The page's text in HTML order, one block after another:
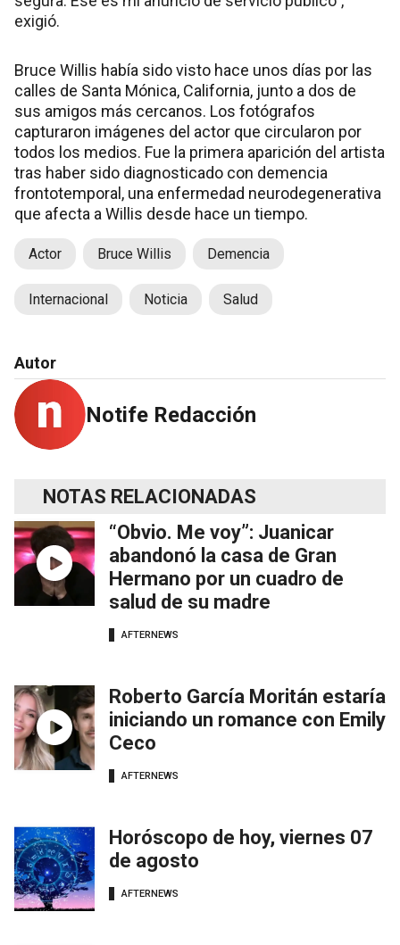
exigió.
Bruce Willis había sido visto hace unos días por las
calles de Santa Mónica, California, junto a dos de
sus amigos más cercanos. Los fotógrafos
capturaron imágenes del actor que circularon por
todos los medios. Fue la primera aparición del artista
tras haber sido diagnosticado con demencia
frontotemporal, una enfermedad neurodegenerativa
que afecta a Willis desde hace un tiempo.
Actor Bruce Willis Demencia
Internacional Noticia Salud
Autor
Notife Redacción
NOTAS RELACIONADAS
“Obvio. Me voy”: Juanicar
abandonó la casa de Gran
Hermano por un cuadro de
salud de su madre
AFTERNEWS
Roberto García Moritán estaría
iniciando un romance con Emily
Ceco
AFTERNEWS
Horóscopo de hoy, viernes 07
de agosto
AFTERNEWS